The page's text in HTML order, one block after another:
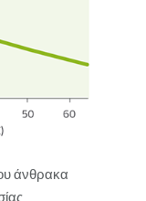
άνθρακα